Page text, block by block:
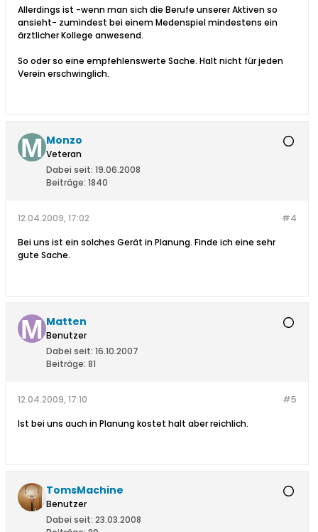
Allerdings ist -wenn man sich die Berufe unserer Aktiven so
ansieht- zumindest bei einem Medenspiel mindestens ein
ärztlicher Kollege anwesend.
So oder so eine empfehlenswerte Sache. Halt nicht für jeden
Verein erschwinglich.
Monzo
Veteran
Dabei seit: 19.06.2008
Beiträge: 1840
#4
12.04.2009, 17:02
Bei uns ist ein solches Gerät in Planung. Finde ich eine sehr
gute Sache.
Matten
Benutzer
Dabei seit: 16.10.2007
Beiträge: 81
#5
12.04.2009, 17:10
Ist bei uns auch in Planung kostet halt aber reichlich.
TomsMachine
Benutzer
Dabei seit: 23.03.2008